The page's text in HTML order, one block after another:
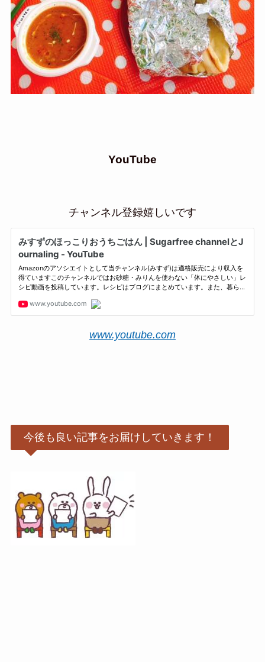
YouTube
チャンネル登録嬉しいです
www.youtube.com
今後も良い記事をお届けしていきます！